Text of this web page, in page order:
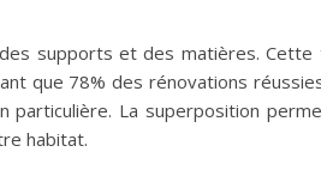
supports et des matières. Cette
que 78% des rénovations
La superposition
habitat.